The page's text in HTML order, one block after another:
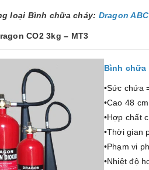
loại Bình chữa cháy: Dragon
CO2 3kg – MT3
Bình chữa
•Sức chứa
•Cao 48
•Hợp chất
•Thời gian
•Phạm vi
•Nhiệt độ